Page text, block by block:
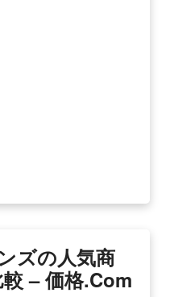
ズの人気商
– 価格.com